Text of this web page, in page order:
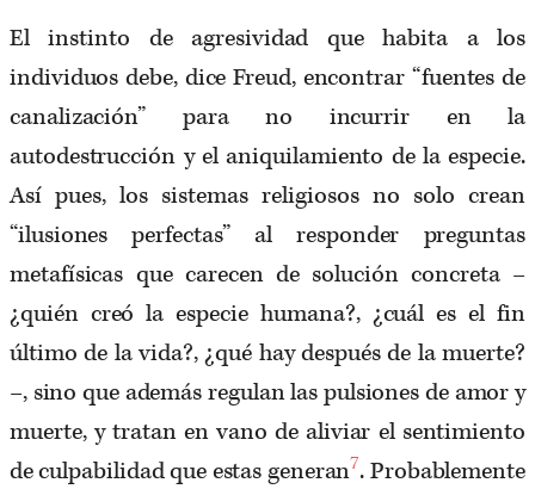
El instinto de agresividad que habita a los
individuos debe, dice Freud, encontrar “fuentes de
canalización” para no incurrir en la
autodestrucción y el aniquilamiento de la especie.
Así pues, los sistemas religiosos no solo crean
“ilusiones perfectas” al responder preguntas
metafísicas que carecen de solución concreta –
¿quién creó la especie humana?, ¿cuál es el fin
último de la vida?, ¿qué hay después de la muerte?
–, sino que además regulan las pulsiones de amor y
muerte, y tratan en vano de aliviar el sentimiento
de culpabilidad que estas generan7. Probablemente